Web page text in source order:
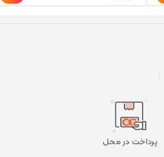
پرداخت در محل